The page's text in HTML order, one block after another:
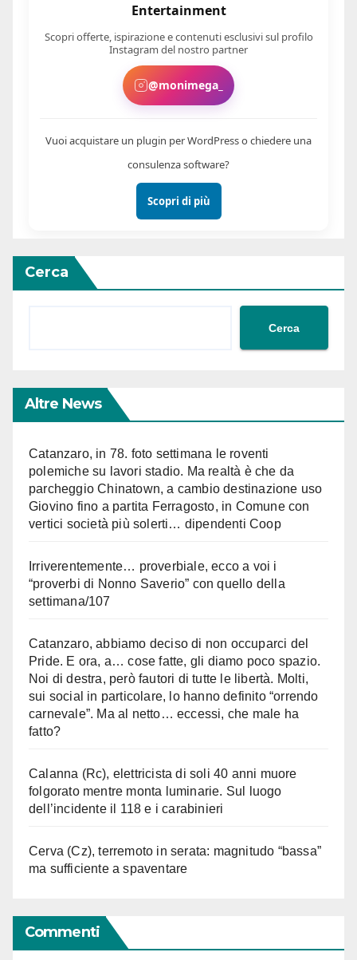
Cerca
Cerca
Altre News
Catanzaro, in 78. foto settimana le roventi
polemiche su lavori stadio. Ma realtà è che da
parcheggio Chinatown, a cambio destinazione uso
Giovino fino a partita Ferragosto, in Comune con
vertici società più solerti… dipendenti Coop
Irriverentemente… proverbiale, ecco a voi i
“proverbi di Nonno Saverio” con quello della
settimana/107
Catanzaro, abbiamo deciso di non occuparci del
Pride. E ora, a… cose fatte, gli diamo poco spazio.
Noi di destra, però fautori di tutte le libertà. Molti,
sui social in particolare, lo hanno definito “orrendo
carnevale”. Ma al netto… eccessi, che male ha
fatto?
Calanna (Rc), elettricista di soli 40 anni muore
folgorato mentre monta luminarie. Sul luogo
dell’incidente il 118 e i carabinieri
Cerva (Cz), terremoto in serata: magnitudo “bassa”
ma sufficiente a spaventare
Commenti
Entertainment
Scopri offerte, ispirazione e contenuti esclusivi sul profilo
Instagram del nostro partner
@monimega_
Vuoi acquistare un plugin per WordPress o chiedere una
consulenza software?
Scopri di più